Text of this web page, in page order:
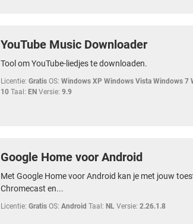
YouTube Music Downloader
Tool om YouTube-liedjes te downloaden.
Licentie: Gratis OS: Windows XP Windows Vista Windows 7
10 Taal: EN Versie: 9.9
Google Home voor Android
Met Google Home voor Android kan je met jouw
Chromecast en...
Licentie: Gratis OS: Android Taal: NL Versie: 2.26.1.8